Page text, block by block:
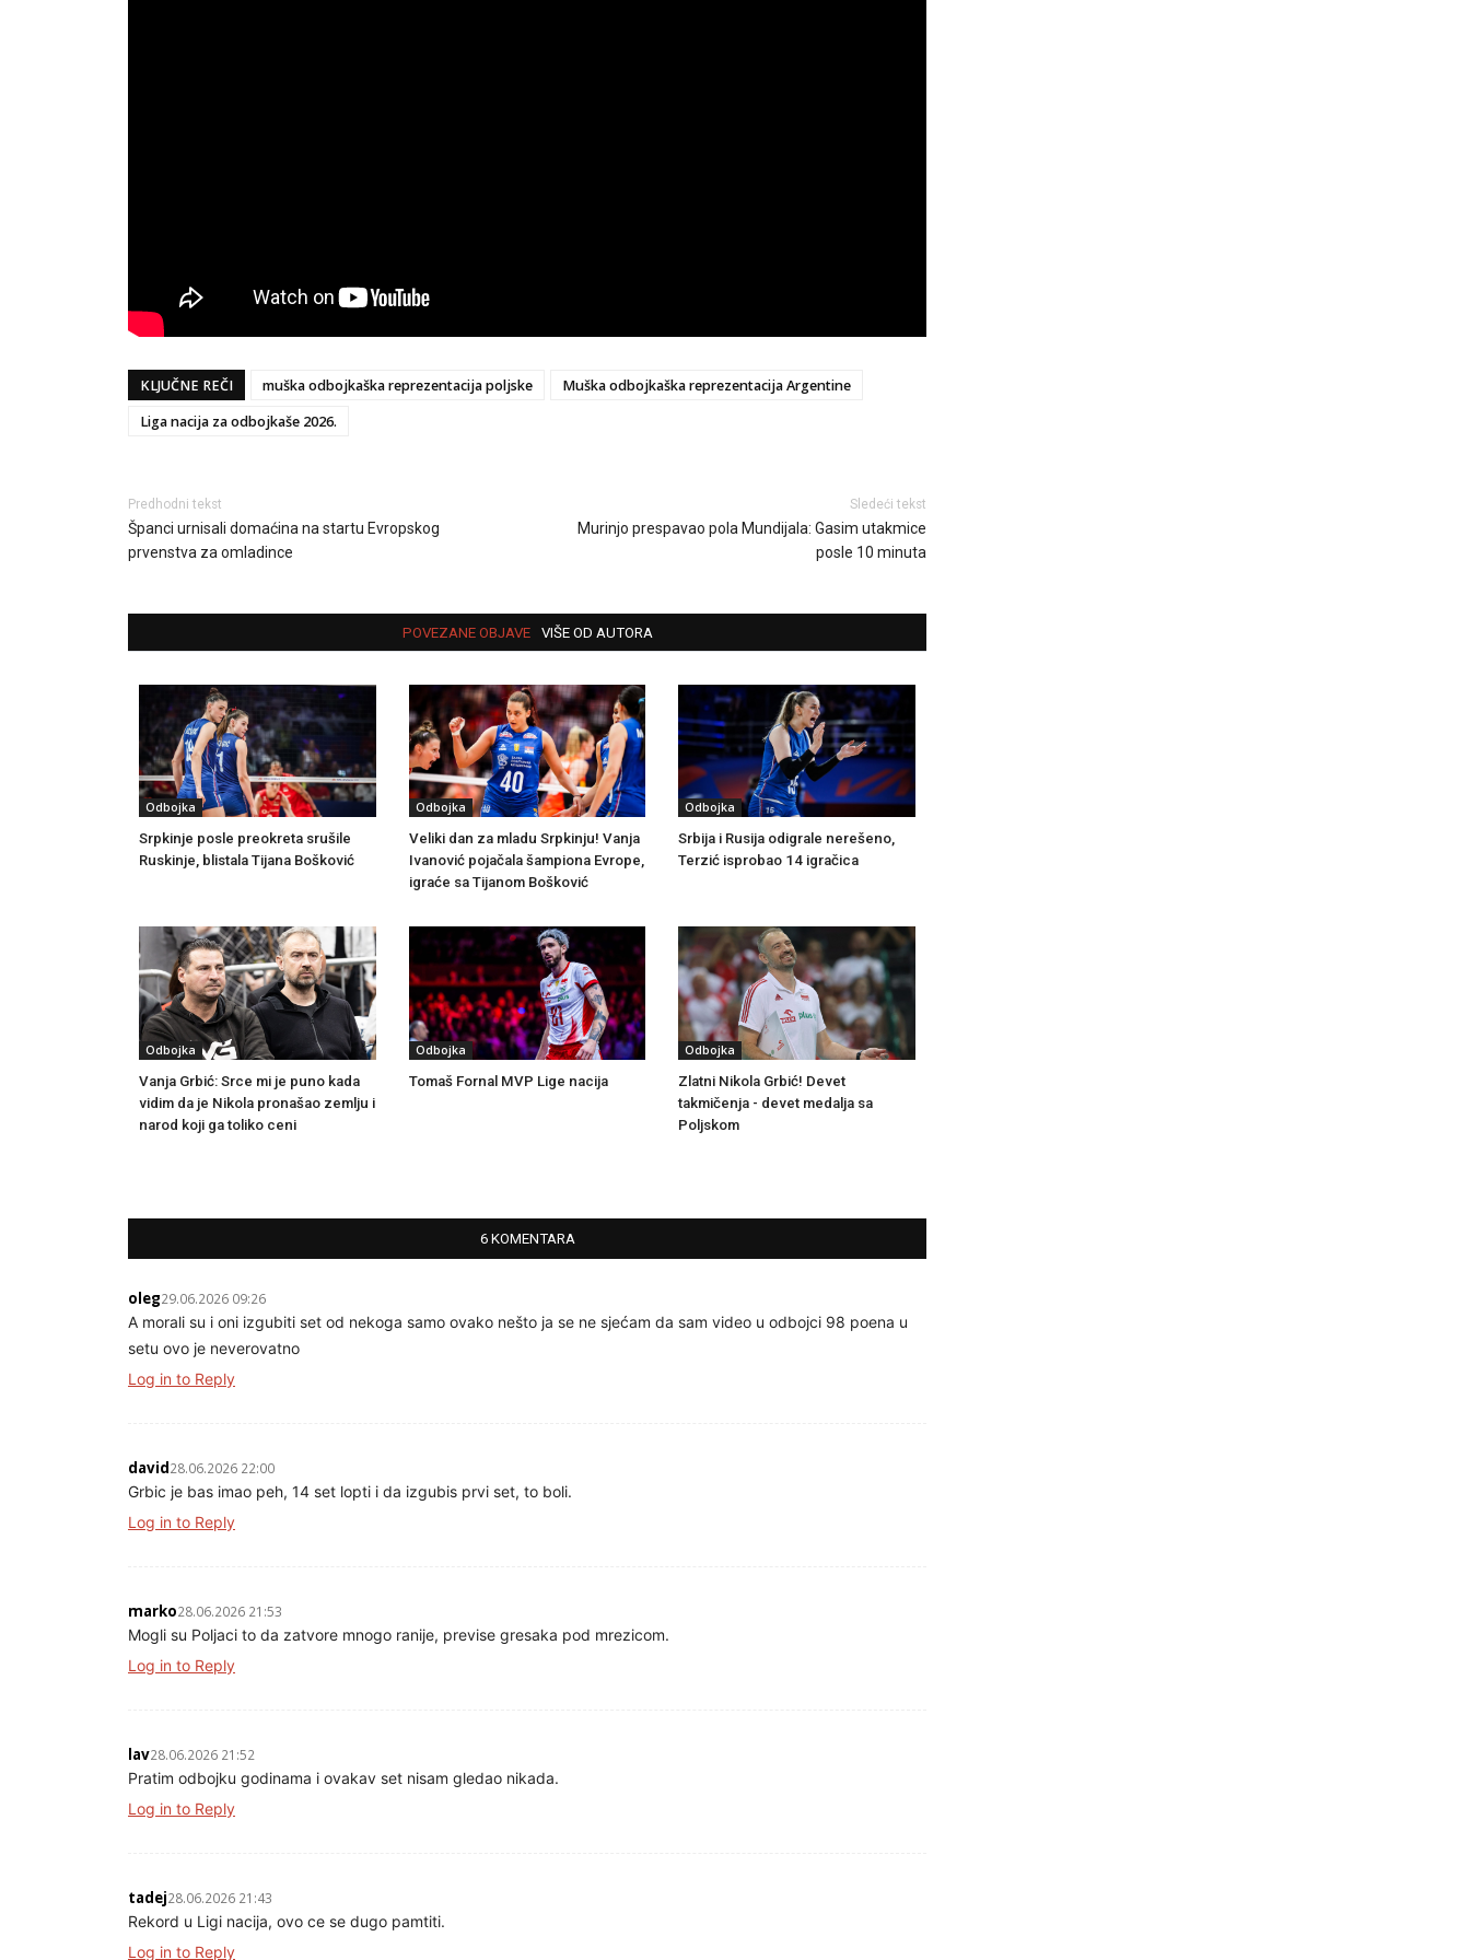
KLJUČNE REČI muška odbojkaška reprezentacija poljske
Muška odbojkaška reprezentacija Argentine
Liga nacija za odbojkaše 2026.
Predhodni tekst
Španci urnisali domaćina na startu Evropskog
prvenstva za omladince
Sledeći tekst
Murinjo prespavao pola Mundijala: Gasim utakmice
posle 10 minuta
POVEZANE OBJAVE VIŠE OD AUTORA
Odbojka
Srpkinje posle preokreta srušile
Ruskinje, blistala Tijana Bošković
Odbojka
Veliki dan za mladu Srpkinju! Vanja
Ivanović pojačala šampiona Evrope,
igraće sa Tijanom Bošković
Odbojka
Srbija i Rusija odigrale nerešeno,
Terzić isprobao 14 igračica
Odbojka
Vanja Grbić: Srce mi je puno kada
vidim da je Nikola pronašao zemlju i
narod koji ga toliko ceni
Odbojka
Tomaš Fornal MVP Lige nacija
Odbojka
Zlatni Nikola Grbić! Devet
takmičenja - devet medalja sa
Poljskom
6 KOMENTARA
oleg29.06.2026 09:26
A morali su i oni izgubiti set od nekoga samo ovako nešto ja se ne sjećam da sam video u odbojci 98 poena u
setu ovo je neverovatno
Log in to Reply
david28.06.2026 22:00
Grbic je bas imao peh, 14 set lopti i da izgubis prvi set, to boli.
Log in to Reply
marko28.06.2026 21:53
Mogli su Poljaci to da zatvore mnogo ranije, previse gresaka pod mrezicom.
Log in to Reply
lav28.06.2026 21:52
Pratim odbojku godinama i ovakav set nisam gledao nikada.
Log in to Reply
tadej28.06.2026 21:43
Rekord u Ligi nacija, ovo ce se dugo pamtiti.
Log in to Reply